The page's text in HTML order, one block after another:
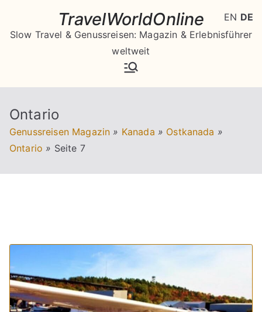
springen
TravelWorldOnline
Slow Travel & Genussreisen: Magazin & Erlebnisführer
weltweit
Ontario
Genussreisen Magazin » Kanada » Ostkanada »
Ontario » Seite 7
EN DE